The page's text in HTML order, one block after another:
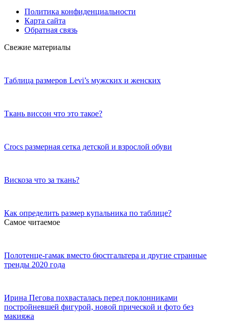
Политика конфиденциальности
Карта сайта
Обратная связь
Свежие материалы
Таблица размеров Levi’s мужских и женских
Ткань виссон что это такое?
Crocs размерная сетка детской и взрослой обуви
Вискоза что за ткань?
Как определить размер купальника по таблице?
Самое читаемое
Полотенце-гамак вместо бюстгальтера и другие странные
тренды 2020 года
Ирина Пегова похвасталась перед поклонниками
постройневшей фигурой, новой прической и фото без
макияжа